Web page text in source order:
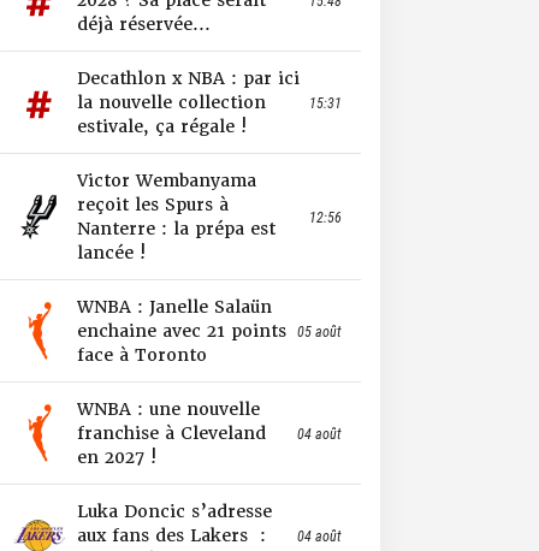
déjà réservée...
Decathlon x NBA : par ici
la nouvelle collection
estivale, ça régale !
15:31
Victor Wembanyama
reçoit les Spurs à
Nanterre : la prépa est
lancée !
12:56
WNBA : Janelle Salaün
enchaine avec 21 points
face à Toronto
05 août
WNBA : une nouvelle
franchise à Cleveland
en 2027 !
04 août
Luka Doncic s’adresse
aux fans des Lakers :
04 août